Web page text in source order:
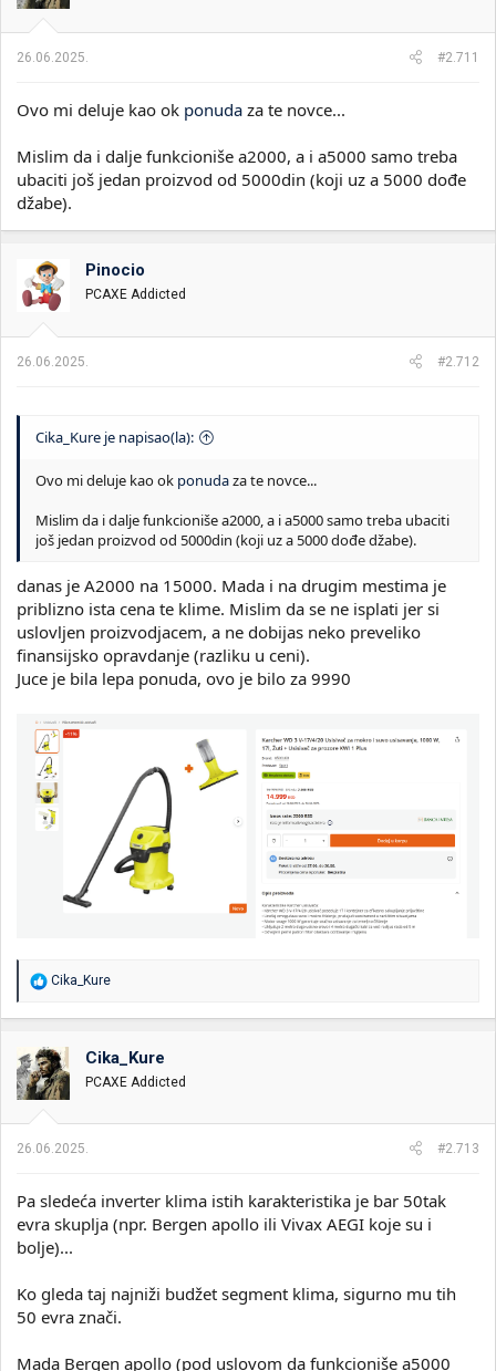
26.06.2025. #2.711
Ovo mi deluje kao ok ponuda za te novce...
Mislim da i dalje funkcioniše a2000, a i a5000 samo treba
ubaciti još jedan proizvod od 5000din (koji uz a 5000 dođe
džabe).
Pinocio
PCAXE Addicted
26.06.2025. #2.712
Cika_Kure je napisao(la):
Ovo mi deluje kao ok ponudaza te novce...
Mislim da i dalje funkcioniše a2000, a i a5000 samo treba ubaciti
još jedan proizvod od 5000din (koji uz a 5000 dođe džabe).
danas je A2000 na 15000. Mada i na drugim mestima je
priblizno ista cena te klime. Mislim da se ne isplati jer si
uslovljen proizvodjacem, a ne dobijas neko preveliko
finansijsko opravdanje (razliku u ceni).
Juce je bila lepa ponuda, ovo je bilo za 9990
R
o
v
a
n
:
Cika_Kure
Cika_Kure
PCAXE Addicted
26.06.2025. #2.713
Pa sledeća inverter klima istih karakteristika je bar 50tak
evra skuplja (npr. Bergen apollo ili Vivax AEGI koje su i
bolje)...
Ko gleda taj najniži budžet segment klima, sigurno mu tih
50 evra znači.
Mada Bergen apollo (pod uslovom da funkcioniše a5000